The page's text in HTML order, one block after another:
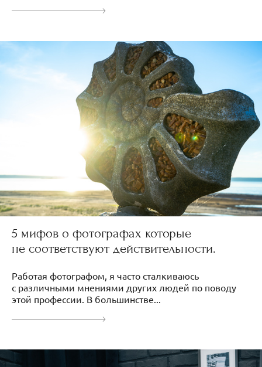
5 мифов о фотографах которые
не соответствуют действительности.
Работая фотографом, я часто сталкиваюсь
с различными мнениями других людей по поводу
этой профессии. В большинстве...